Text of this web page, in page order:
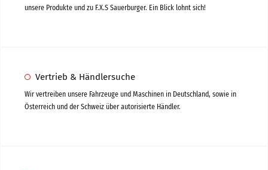
unsere Produkte und zu F.X.S Sauerburger. Ein Blick lohnt sich!
Vertrieb & Händlersuche
Wir vertreiben unsere Fahrzeuge und Maschinen in Deutschland, sowie in
Österreich und der Schweiz über autorisierte Händler.